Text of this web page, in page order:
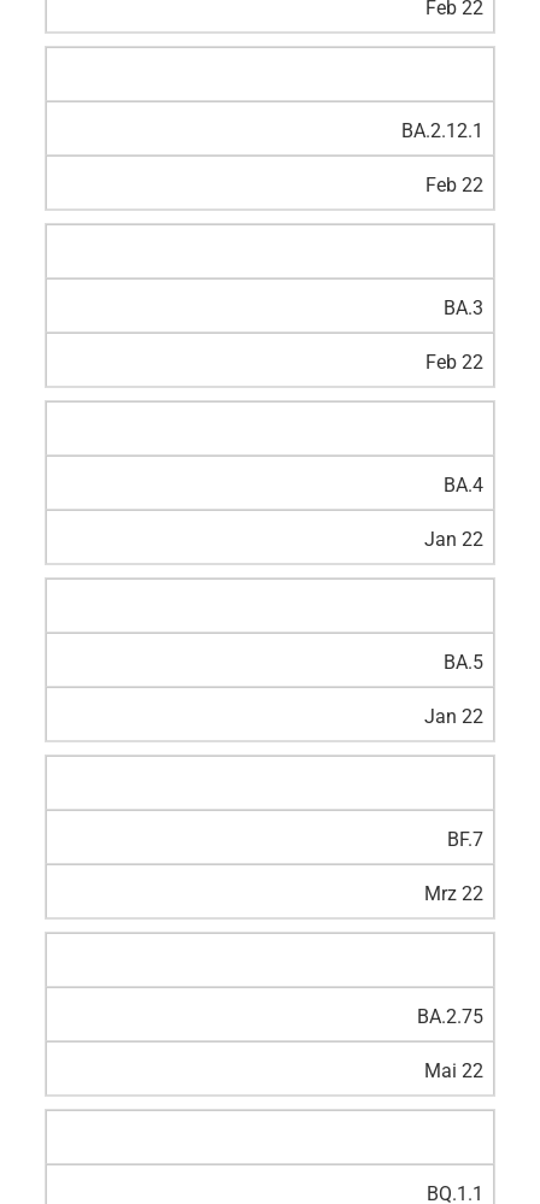
Feb 22
BA.2.12.1
Feb 22
BA.3
Feb 22
BA.4
Jan 22
BA.5
Jan 22
BF.7
Mrz 22
BA.2.75
Mai 22
BQ.1.1